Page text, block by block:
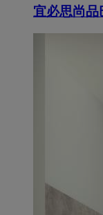
宜必思尚